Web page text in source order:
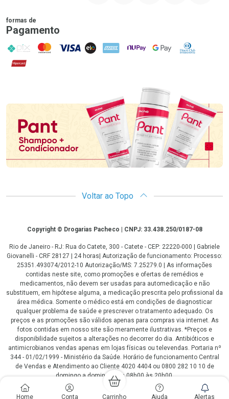
Home Conta Carrinho Ajuda Alertas
formas de
Pagamento
PIX MasterCard
VISA ELO AMEX NuPay Google PayDiners Club
Hipercard
Voltar ao Topo
CopyrightCopyright © Drogarias Pacheco | CNPJ: 33.438.250/0187-08
Rio de Janeiro - RJ: Rua do Catete, 300 - Catete - CEP: 22220-000 | Gabriele
Giovanelli - CRF 28127 | 24 horas| Autorização de funcionamento: Processo:
25351.493074/2012-10 Autorização/MS: 7.25279.0 | As informações
contidas neste site, como promoções e ofertas de remédios e
medicamentos, não devem ser usadas para automedicação e não
substituem, em hipótese alguma, a medicação prescrita pelo profissional da
área médica. Somente o médico está em condições de diagnosticar
qualquer problema de saúde e prescrever o tratamento adequado. Os
preços e as promoções são válidos apenas para compras via internet. As
fotos contidas em nosso site são meramente ilustrativas. *Preços e
disponibilidade sujeitos a alterações no decorrer do dia. Antibióticos e
antimicrobianos vendas apenas em lojas físicas ou televendas. Portaria nº
344 - 01/02/1999 - Ministério da Saúde. Horário de funcionamento Central
de Vendas e Atendimento ao Cliente 4020 4404 ou 0800 282 10 10 de
domingo a domingo das 08h00 às 20h00.
LGPD Aceite os Cookies